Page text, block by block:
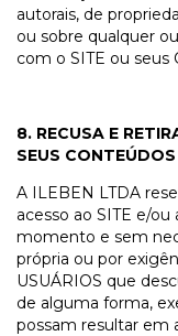
autorais, de
ou sobre qualquer
com o SITE ou seus
8. RECUSA E
SEUS CONTEÚDOS
A ILEBEN LTDA
acesso ao SITE e/ou
momento e sem
própria ou por
USUÁRIOS que
de alguma forma,
possam resultar em